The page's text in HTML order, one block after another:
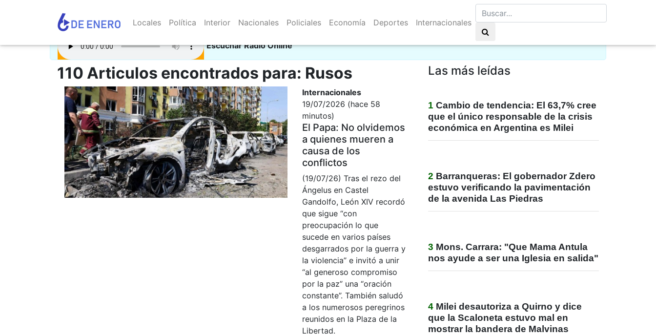
Locales Política Interior Nacionales Policiales Economía Deportes Internacionales
Escuchar Radio Online
110 Articulos encontrados para: Rusos
Internacionales
19/07/2026 (hace 58
minutos)
El Papa: No olvidemos
a quienes mueren a
causa de los
conflictos
(19/07/26) Tras el rezo del
Ángelus en Castel
Gandolfo, León XIV recordó
que sigue “con
preocupación lo que
sucede en varios países
desgarrados por la guerra y
la violencia” e invitó a unir
“al generoso compromiso
por la paz” una “oración
constante”. También saludó
a los numerosos peregrinos
reunidos en la Plaza de la
Libertad.
Las más leídas
1 Cambio de tendencia: El 63,7% cree
que el único responsable de la crisis
económica en Argentina es Milei
2 Barranqueras: El gobernador Zdero
estuvo verificando la pavimentación
de la avenida Las Piedras
3 Mons. Carrara: "Que Mama Antula
nos ayude a ser una Iglesia en salida"
4 Milei desautoriza a Quirno y dice
que la Scaloneta estuvo mal en
mostrar la bandera de Malvinas